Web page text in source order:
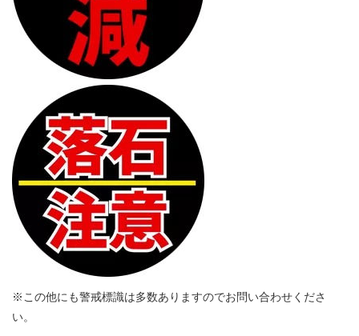
※この他にも警戒標識は多数ありますのでお問い合わせくださ
い。